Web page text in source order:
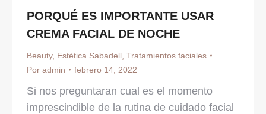
PORQUÉ ES IMPORTANTE USAR
CREMA FACIAL DE NOCHE
Beauty, Estética Sabadell Tratamientos faciales
Por admin febrero 14, 2022
Si nos preguntaran cual es el momento
imprescindible de la rutina de cuidado facial